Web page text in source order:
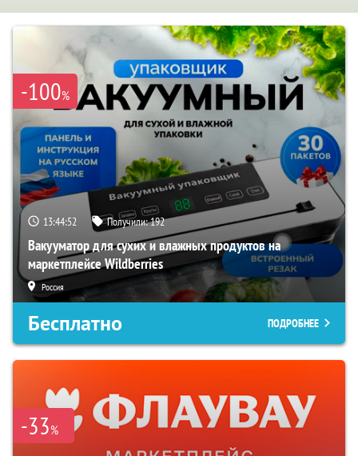
-100%
13:44:51 Получили:192
Вакууматор для сухих и влажных продуктов на
маркетплейсе Wildberries
Россия
Бесплатно ПОДРОБНЕЕ
-33%